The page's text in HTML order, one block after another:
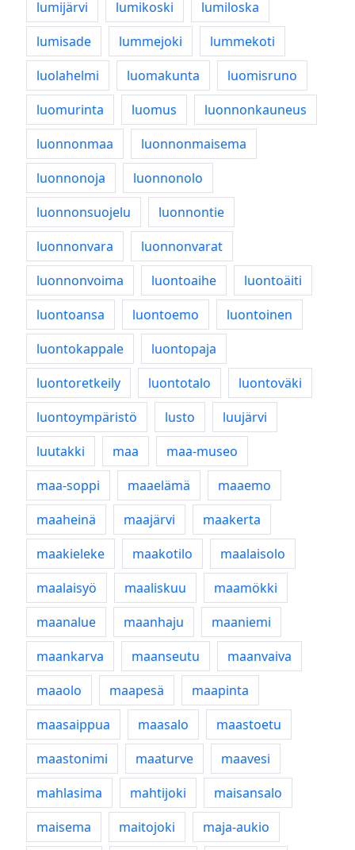
lumijärvi
lumikoski
lumiloska
lumisade
lummejoki
lummekoti
luolahelmi
luomakunta
luomisruno
luomurinta
luomus
luonnonkauneus
luonnonmaa
luonnonmaisema
luonnonoja
luonnonolo
luonnonsuojelu
luonnontie
luonnonvara
luonnonvarat
luonnonvoima
luontoaihe
luontoäiti
luontoansa
luontoemo
luontoinen
luontokappale
luontopaja
luontoretkeily
luontotalo
luontoväki
luontoympäristö
lusto
luujärvi
luutakki
maa
maa-museo
maa-soppi
maaelämä
maaemo
maaheinä
maajärvi
maakerta
maakieleke
maakotilo
maalaisolo
maalaisyö
maaliskuu
maamökki
maanalue
maanhaju
maaniemi
maankarva
maanseutu
maanvaiva
maaolo
maapesä
maapinta
maasaippua
maasalo
maastoetu
maastonimi
maaturve
maavesi
mahlasima
mahtijoki
maisansalo
maisema
maitojoki
maja-aukio